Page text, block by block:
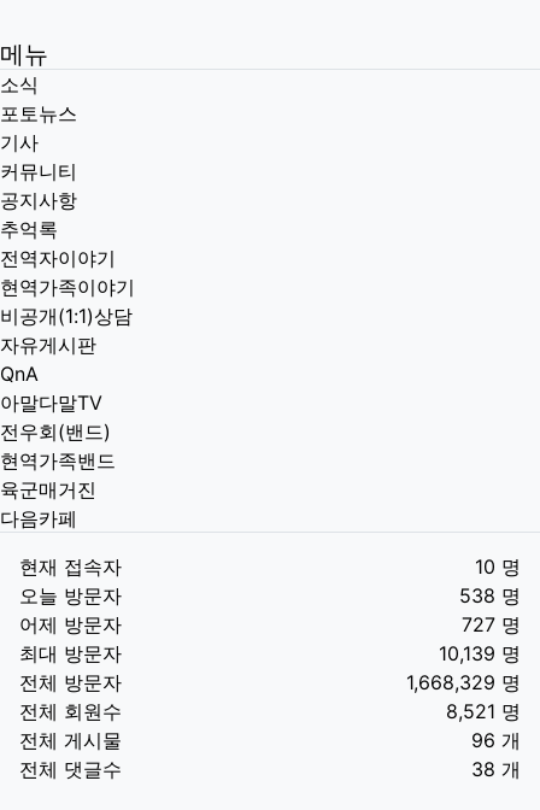
메뉴
소식
포토뉴스
기사
커뮤니티
공지사항
추억록
전역자이야기
현역가족이야기
비공개(1:1)상담
자유게시판
QnA
아말다말TV
전우회(밴드)
현역가족밴드
육군매거진
다음카페
현재 접속자
10 명
오늘 방문자
538 명
어제 방문자
727 명
최대 방문자
10,139 명
전체 방문자
1,668,329 명
전체 회원수
8,521 명
전체 게시물
96 개
전체 댓글수
38 개